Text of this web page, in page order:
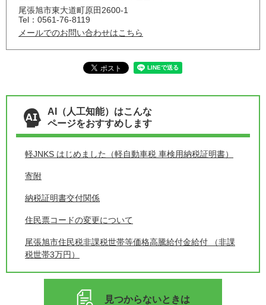
尾張旭市東大道町原田2600-1
Tel：0561-76-8119
メールでのお問い合わせはこちら
AI（人工知能）はこんな
ページをおすすめします
軽JNKS はじめました（軽自動車税 車検用納税証明書）
寄附
納税証明書交付関係
住民票コードの変更について
尾張旭市住民税非課税世帯等価格高騰給付金給付 （非課
税世帯3万円）
見つからないときは